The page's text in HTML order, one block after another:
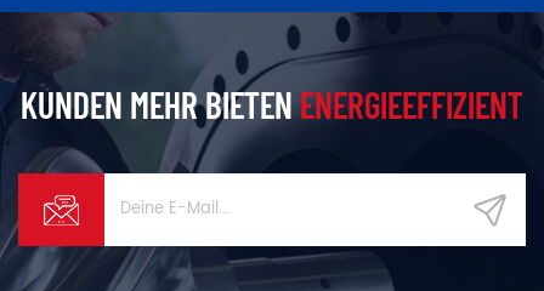
KUNDEN MEHR BIETENENERGIEEFFIZIENT